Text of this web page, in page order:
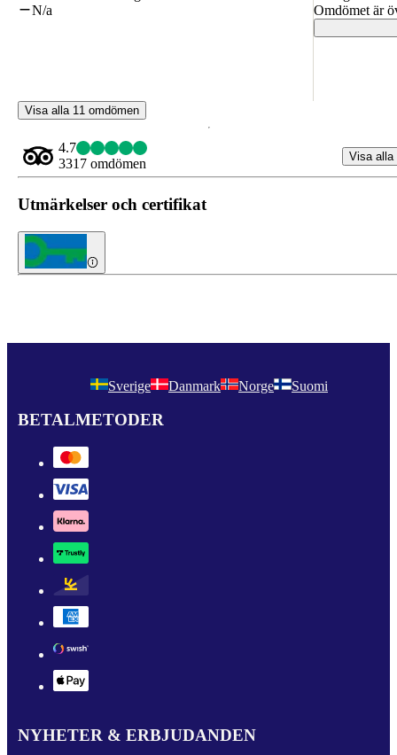
N/a
Omdömet är
Visa alla 11 omdömen
4.7
3317 omdömen
Visa alla
Utmärkelser och certifikat
Sverige Danmark Norge Suomi
BETALMETODER
NYHETER & ERBJUDANDEN